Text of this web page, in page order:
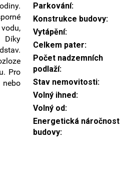
Díky
Pro
Parkování:
Konstrukce budovy:
Vytápění:
Celkem pater:
Počet nadzemních
podlaží:
Stav nemovitosti:
Volný ihned:
Volný od:
Energetická náročnost
budovy: